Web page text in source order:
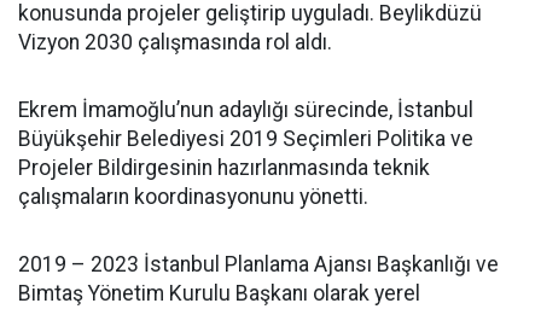
konusunda projeler geliştirip uyguladı. Beylikdüzü
Vizyon 2030 çalışmasında rol aldı.
Ekrem İmamoğlu’nun adaylığı sürecinde, İstanbul
Büyükşehir Belediyesi 2019 Seçimleri Politika ve
Projeler Bildirgesinin hazırlanmasında teknik
çalışmaların koordinasyonunu yönetti.
2019 – 2023 İstanbul Planlama Ajansı Başkanlığı ve
Bimtaş Yönetim Kurulu Başkanı olarak yerel